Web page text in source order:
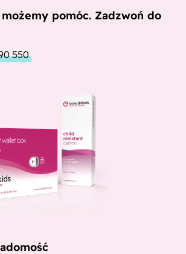
pomóc. Zadzwoń do
550